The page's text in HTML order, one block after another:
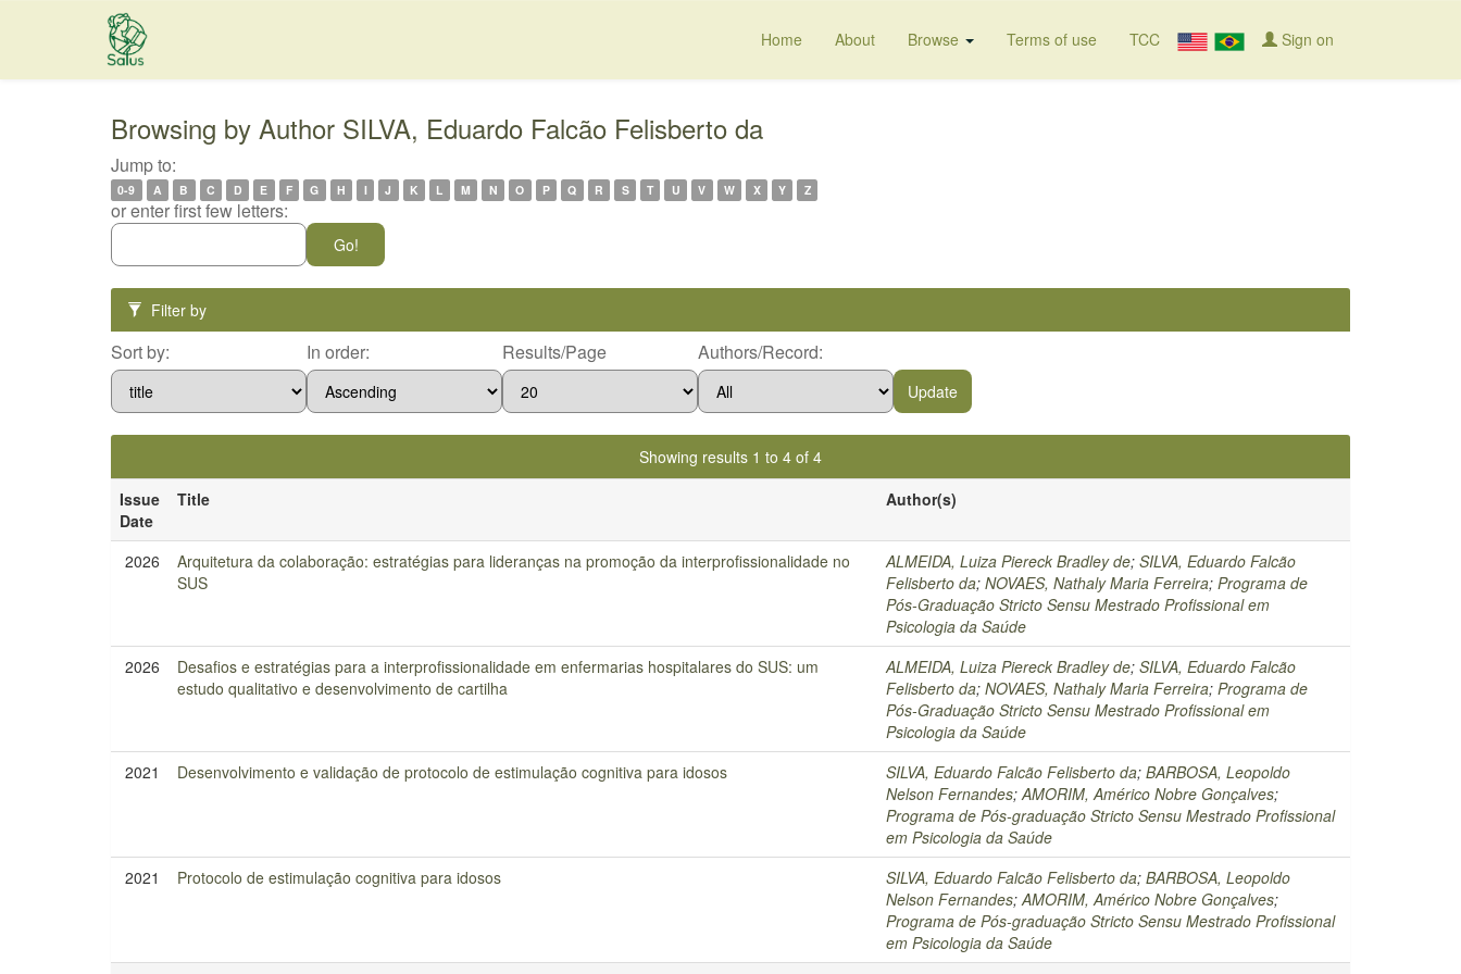
Skip
Home About Browse Terms of use TCC Sign on
Browsing by Author SILVA, Eduardo Falcão Felisberto da
Jump to:
0-9 A B C D E F G H I J K L M N O P Q R S T U V W X Y Z
or enter first few letters:
Filter by
Sort by: In order: Results/Page Authors/Record:
Showing results 1 to 4 of 4
Issue
Date
Title Author(s)
2026
Arquitetura da colaboração: estratégias para lideranças na promoção da interprofissionalidade no
SUS
ALMEIDA, Luiza Piereck Bradley de; SILVA, Eduardo Falcão
Felisberto da; NOVAES, Nathaly Maria Ferreira; Programa de
Pós-Graduação Stricto Sensu Mestrado Profissional em
Psicologia da Saúde
2026
Desafios e estratégias para a interprofissionalidade em enfermarias hospitalares do SUS: um
estudo qualitativo e desenvolvimento de cartilha
ALMEIDA, Luiza Piereck Bradley de; SILVA, Eduardo Falcão
Felisberto da; NOVAES, Nathaly Maria Ferreira; Programa de
Pós-Graduação Stricto Sensu Mestrado Profissional em
Psicologia da Saúde
2021
Desenvolvimento e validação de protocolo de estimulação cognitiva para idosos SILVA, Eduardo Falcão Felisberto da; BARBOSA, Leopoldo
Nelson Fernandes;AMORIM, Américo Nobre Gonçalves;
Programa de Pós-graduação Stricto Sensu Mestrado Profissional
em Psicologia da Saúde
2021
Protocolo de estimulação cognitiva para idosos SILVA, Eduardo Falcão Felisberto da; BARBOSA, Leopoldo
Nelson Fernandes;AMORIM, Américo Nobre Gonçalves;
Programa de Pós-graduação Stricto Sensu Mestrado Profissional
em Psicologia da Saúde